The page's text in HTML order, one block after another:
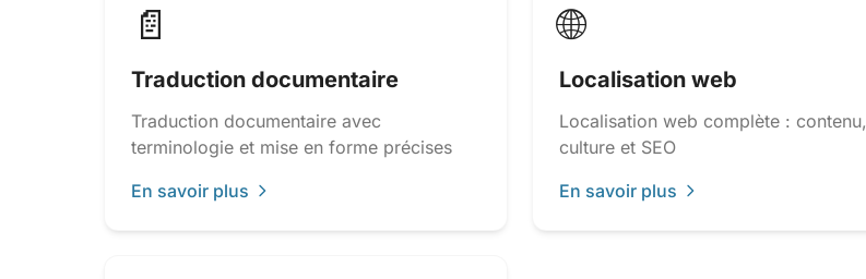
📄
Traduction documentaire
Traduction documentaire avec
terminologie et mise en forme précises
En savoir plus
🌐
Localisation web
Localisation web complète : contenu,
culture et SEO
En savoir plus